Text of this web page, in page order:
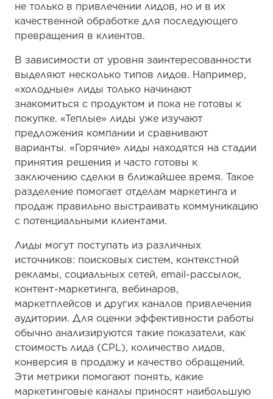
не только в привлечении лидов, но и в их
качественной обработке для последующего
превращения в клиентов.
В зависимости от уровня заинтересованности
выделяют несколько типов лидов. Например,
«холодные» лиды только начинают
знакомиться с продуктом и пока не готовы к
покупке. «Теплые» лиды уже изучают
предложения компании и сравнивают
варианты. «Горячие» лиды находятся на стадии
принятия решения и часто готовы к
заключению сделки в ближайшее время. Такое
разделение помогает отделам маркетинга и
продаж правильно выстраивать коммуникацию
с потенциальными клиентами.
Лиды могут поступать из различных
источников: поисковых систем, контекстной
рекламы, социальных сетей, email-рассылок,
контент-маркетинга, вебинаров,
маркетплейсов и других каналов привлечения
аудитории. Для оценки эффективности работы
обычно анализируются такие показатели, как
стоимость лида (CPL), количество лидов,
конверсия в продажу и качество обращений.
Эти метрики помогают понять, какие
маркетинговые каналы приносят наибольшую